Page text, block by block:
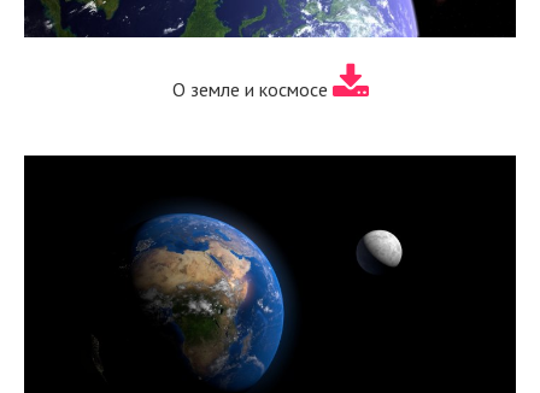
О земле и космосе